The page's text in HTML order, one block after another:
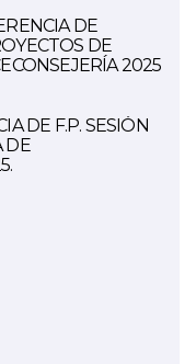
DE
DE
2025
DE F.P. SESIÓN
DE